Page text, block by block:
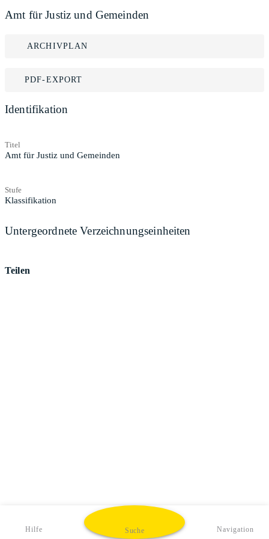
Amt für Justiz und Gemeinden
ARCHIVPLAN
PDF-EXPORT
Identifikation
Titel
Amt für Justiz und Gemeinden
Stufe
Klassifikation
Untergeordnete Verzeichnungseinheiten
Teilen
Hilfe Suche Navigation